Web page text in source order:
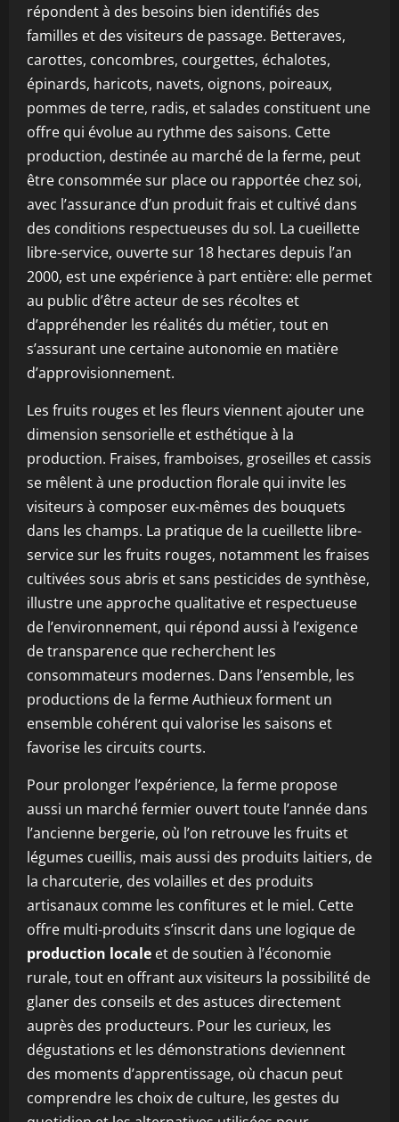
répondent à des besoins bien identifiés des
familles et des visiteurs de passage. Betteraves,
carottes, concombres, courgettes, échalotes,
épinards, haricots, navets, oignons, poireaux,
pommes de terre, radis, et salades constituent une
offre qui évolue au rythme des saisons. Cette
production, destinée au marché de la ferme, peut
être consommée sur place ou rapportée chez soi,
avec l’assurance d’un produit frais et cultivé dans
des conditions respectueuses du sol. La cueillette
libre-service, ouverte sur 18 hectares depuis l’an
2000, est une expérience à part entière: elle permet
au public d’être acteur de ses récoltes et
d’appréhender les réalités du métier, tout en
s’assurant une certaine autonomie en matière
d’approvisionnement.
Les fruits rouges et les fleurs viennent ajouter une
dimension sensorielle et esthétique à la
production. Fraises, framboises, groseilles et cassis
se mêlent à une production florale qui invite les
visiteurs à composer eux-mêmes des bouquets
dans les champs. La pratique de la cueillette libre-
service sur les fruits rouges, notamment les fraises
cultivées sous abris et sans pesticides de synthèse,
illustre une approche qualitative et respectueuse
de l’environnement, qui répond aussi à l’exigence
de transparence que recherchent les
consommateurs modernes. Dans l’ensemble, les
productions de la ferme Authieux forment un
ensemble cohérent qui valorise les saisons et
favorise les circuits courts.
Pour prolonger l’expérience, la ferme propose
aussi un marché fermier ouvert toute l’année dans
l’ancienne bergerie, où l’on retrouve les fruits et
légumes cueillis, mais aussi des produits laitiers, de
la charcuterie, des volailles et des produits
artisanaux comme les confitures et le miel. Cette
offre multi-produits s’inscrit dans une logique de
production locale et de soutien à l’économie
rurale, tout en offrant aux visiteurs la possibilité de
glaner des conseils et des astuces directement
auprès des producteurs. Pour les curieux, les
dégustations et les démonstrations deviennent
des moments d’apprentissage, où chacun peut
comprendre les choix de culture, les gestes du